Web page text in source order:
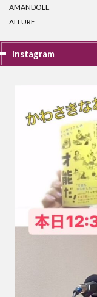
AMANDOLE
ALLURE
Instagram